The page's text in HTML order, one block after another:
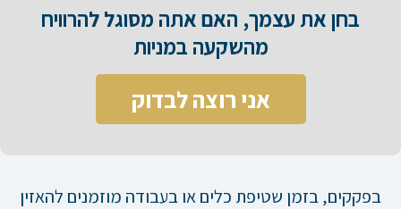
בחן את עצמך, האם אתה מסוגל להרוויח
מהשקעה במניות​
אני רוצה לבדוק
בפקקים, בזמן שטיפת כלים או בעבודה מוזמנים להאזין